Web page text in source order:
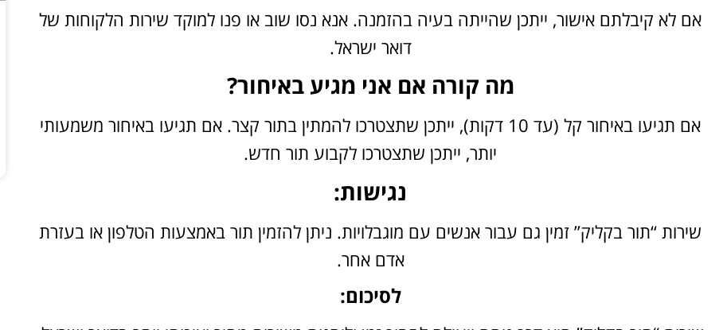
אם לא קיבלתם אישור, ייתכן שהייתה בעיה בהזמנה. אנא נסו שוב או פנו למוקד שירות הלקוחות של
דואר ישראל.
מה קורה אם אני מגיע באיחור?
אם תגיעו באיחור קל (עד 10 דקות), ייתכן שתצטרכו להמתין בתור קצר. אם תגיעו באיחור משמעותי
יותר, ייתכן שתצטרכו לקבוע תור חדש.
נגישות:
שירות “תור בקליק” זמין גם עבור אנשים עם מוגבלויות. ניתן להזמין תור באמצעות הטלפון או בעזרת
אדם אחר.
לסיכום: